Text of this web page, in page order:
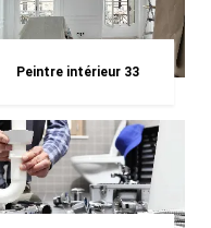
Peintre intérieur 33